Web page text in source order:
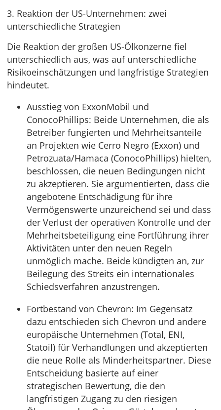
3. Reaktion der US-Unternehmen: zwei
unterschiedliche Strategien
Die Reaktion der großen US-Ölkonzerne fiel
unterschiedlich aus, was auf unterschiedliche
Risikoeinschätzungen und langfristige Strategien
hindeutet.
Ausstieg von ExxonMobil und
ConocoPhillips: Beide Unternehmen, die als
Betreiber fungierten und Mehrheitsanteile
an Projekten wie Cerro Negro (Exxon) und
Petrozuata/Hamaca (ConocoPhillips) hielten,
beschlossen, die neuen Bedingungen nicht
zu akzeptieren. Sie argumentierten, dass die
angebotene Entschädigung für ihre
Vermögenswerte unzureichend sei und dass
der Verlust der operativen Kontrolle und der
Mehrheitsbeteiligung eine Fortführung ihrer
Aktivitäten unter den neuen Regeln
unmöglich mache. Beide kündigten an, zur
Beilegung des Streits ein internationales
Schiedsverfahren anzustrengen.
Fortbestand von Chevron: Im Gegensatz
dazu entschieden sich Chevron und andere
europäische Unternehmen (Total, ENI,
Statoil) für Verhandlungen und akzeptierten
die neue Rolle als Minderheitspartner. Diese
Entscheidung basierte auf einer
strategischen Bewertung, die den
langfristigen Zugang zu den riesigen